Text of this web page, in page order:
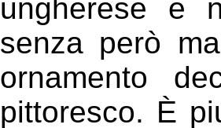
ungherese e
senza però
ornamento
pittoresco. È